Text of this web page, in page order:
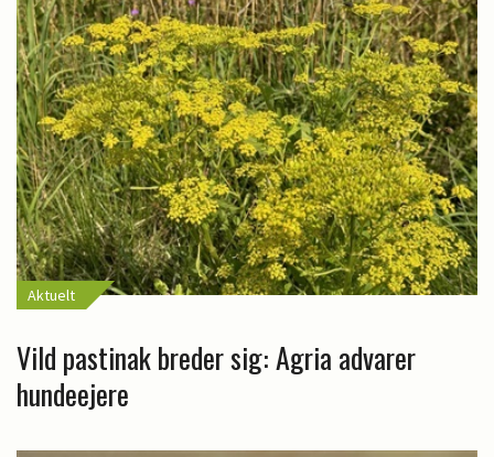
Aktuelt
Vild pastinak breder sig: Agria advarer
hundeejere